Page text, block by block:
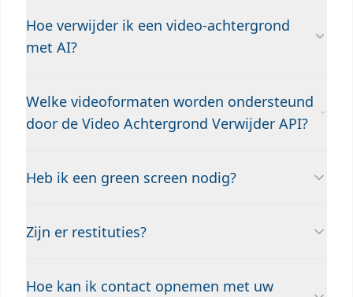
Hoe verwijder ik een video-achtergrond
met AI?
Welke videoformaten worden ondersteund
door de Video Achtergrond Verwijder API?
Heb ik een green screen nodig?
Zijn er restituties?
Hoe kan ik contact opnemen met uw